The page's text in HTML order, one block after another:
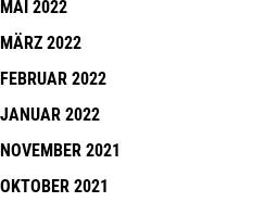
MAI 2022
MÄRZ 2022
FEBRUAR 2022
JANUAR 2022
NOVEMBER 2021
OKTOBER 2021